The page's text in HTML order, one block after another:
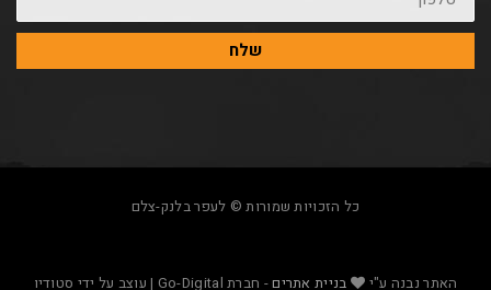
שלח
כל הזכויות שמורות © לעפר בלנק-צלם
האתר נבנה ע"י בניית אתרים - חברת Go-Digital | עוצב על ידי סטודיו